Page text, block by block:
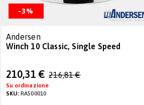
-3%
Andersen
Winch 10 Classic, Single Speed
Special
Price
210,31 € 216,81 €
Su ordinazione
SKU:RA500010